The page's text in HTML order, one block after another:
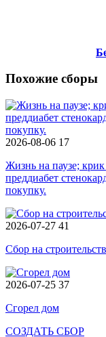
Похожие сборы
2026-08-06 17
Жизнь на паузе;
преддиабет
покупку.
2026-07-27 41
Сбор на
2026-07-25 37
Сгорел дом
СОЗДАТЬ СБОР